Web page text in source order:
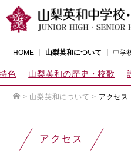
HOME 山梨英和について 中学
色 山梨英和の歴史・校歌
> 山梨英和について > アクセス
アクセス